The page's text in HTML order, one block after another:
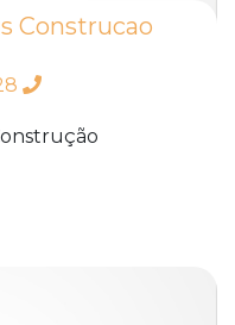
Construcao